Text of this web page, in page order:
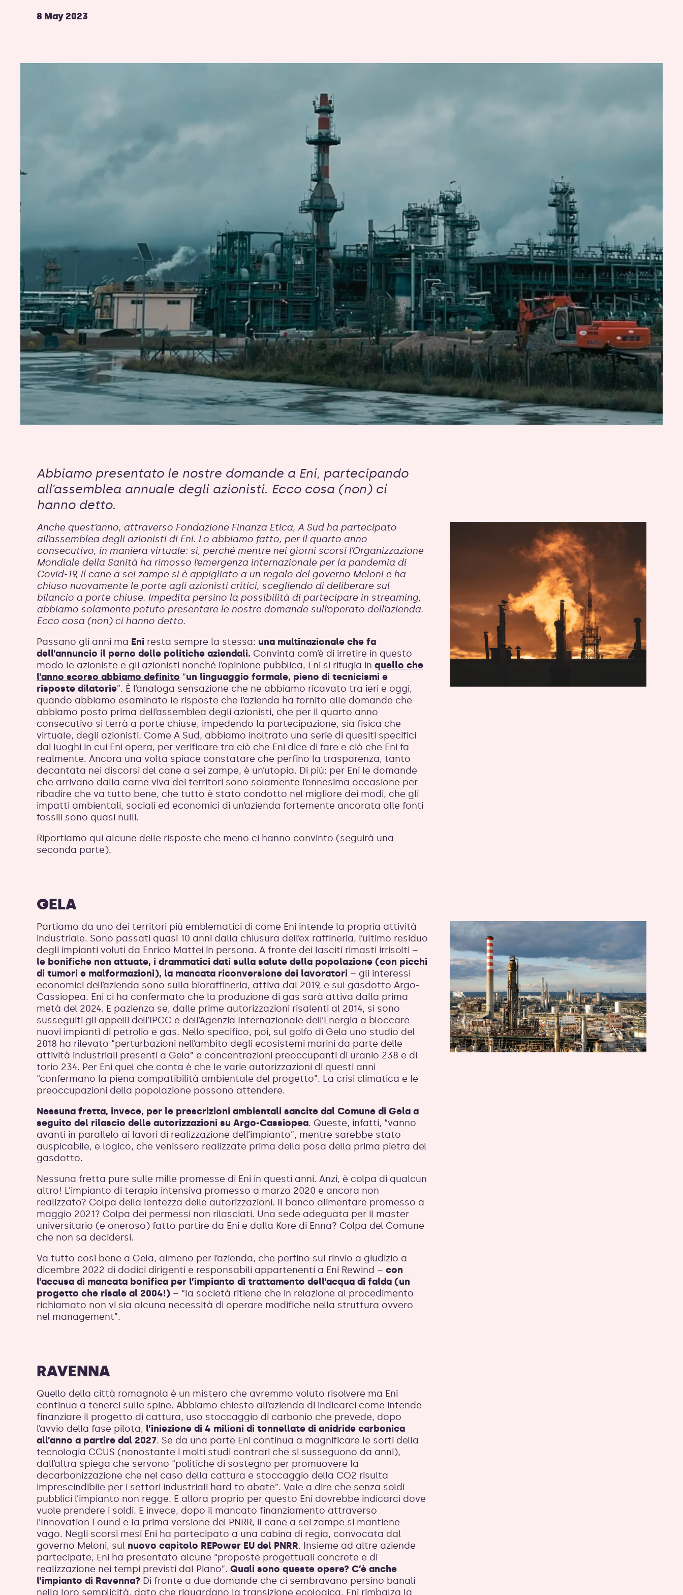
8 May 2023
Abbiamo presentato le nostre domande a Eni, partecipando
all’assemblea annuale degli azionisti. Ecco cosa (non) ci
hanno detto.
Anche quest’anno, attraverso Fondazione Finanza Etica, A Sud ha partecipato
all’assemblea degli azionisti di Eni. Lo abbiamo fatto, per il quarto anno
consecutivo, in maniera virtuale: sì, perché mentre nei giorni scorsi l’Organizzazione
Mondiale della Sanità ha rimosso l’emergenza internazionale per la pandemia di
Covid-19, il cane a sei zampe si è appigliato a un regalo del governo Meloni e ha
chiuso nuovamente le porte agli azionisti critici, scegliendo di deliberare sul
bilancio a porte chiuse. Impedita persino la possibilità di partecipare in streaming,
abbiamo solamente potuto presentare le nostre domande sull’operato dell’azienda.
Ecco cosa (non) ci hanno detto.
Passano gli anni ma Eni resta sempre la stessa: una multinazionale che fa
dell’annuncio il perno delle politiche aziendali. Convinta com’è di irretire in questo
modo le azioniste e gli azionisti nonché l’opinione pubblica, Eni si rifugia in quello che
l’anno scorso abbiamo definito “un linguaggio formale, pieno di tecnicismi e
risposte dilatorie”. È l’analoga sensazione che ne abbiamo ricavato tra ieri e oggi,
quando abbiamo esaminato le risposte che l’azienda ha fornito alle domande che
abbiamo posto prima dell’assemblea degli azionisti, che per il quarto anno
consecutivo si terrà a porte chiuse, impedendo la partecipazione, sia fisica che
virtuale, degli azionisti. Come A Sud, abbiamo inoltrato una serie di quesiti specifici
dai luoghi in cui Eni opera, per verificare tra ciò che Eni dice di fare e ciò che Eni fa
realmente. Ancora una volta spiace constatare che perfino la trasparenza, tanto
decantata nei discorsi del cane a sei zampe, è un’utopia. Di più: per Eni le domande
che arrivano dalla carne viva dei territori sono solamente l’ennesima occasione per
ribadire che va tutto bene, che tutto è stato condotto nel migliore dei modi, che gli
impatti ambientali, sociali ed economici di un’azienda fortemente ancorata alle fonti
fossili sono quasi nulli.
Riportiamo qui alcune delle risposte che meno ci hanno convinto (seguirà una
seconda parte).
GELA
Partiamo da uno dei territori più emblematici di come Eni intende la propria attività
industriale. Sono passati quasi 10 anni dalla chiusura dell’ex raffineria, l’ultimo residuo
degli impianti voluti da Enrico Mattei in persona. A fronte dei lasciti rimasti irrisolti –
le bonifiche non attuate, i drammatici dati sulla salute della popolazione (con picchi
di tumori e malformazioni), la mancata riconversione dei lavoratori – gli interessi
economici dell’azienda sono sulla bioraffineria, attiva dal 2019, e sul gasdotto Argo-
Cassiopea. Eni ci ha confermato che la produzione di gas sarà attiva dalla prima
metà del 2024. E pazienza se, dalle prime autorizzazioni risalenti al 2014, si sono
susseguiti gli appelli dell’IPCC e dell’Agenzia Internazionale dell’Energia a bloccare
nuovi impianti di petrolio e gas. Nello specifico, poi, sul golfo di Gela uno studio del
2018 ha rilevato “perturbazioni nell’ambito degli ecosistemi marini da parte delle
attività industriali presenti a Gela” e concentrazioni preoccupanti di uranio 238 e di
torio 234. Per Eni quel che conta è che le varie autorizzazioni di questi anni
“confermano la piena compatibilità ambientale del progetto”. La crisi climatica e le
preoccupazioni della popolazione possono attendere.
Nessuna fretta, invece, per le prescrizioni ambientali sancite dal Comune di Gela a
seguito del rilascio delle autorizzazioni su Argo-Cassiopea. Queste, infatti, “vanno
avanti in parallelo ai lavori di realizzazione dell’impianto”, mentre sarebbe stato
auspicabile, e logico, che venissero realizzate prima della posa della prima pietra del
gasdotto.
Nessuna fretta pure sulle mille promesse di Eni in questi anni. Anzi, è colpa di qualcun
altro! L’impianto di terapia intensiva promesso a marzo 2020 e ancora non
realizzato? Colpa della lentezza delle autorizzazioni. Il banco alimentare promesso a
maggio 2021? Colpa dei permessi non rilasciati. Una sede adeguata per il master
universitario (e oneroso) fatto partire da Eni e dalla Kore di Enna? Colpa del Comune
che non sa decidersi.
Va tutto così bene a Gela, almeno per l’azienda, che perfino sul rinvio a giudizio a
dicembre 2022 di dodici dirigenti e responsabili appartenenti a Eni Rewind – con
l’accusa di mancata bonifica per l’impianto di trattamento dell’acqua di falda (un
progetto che risale al 2004!) – “la società ritiene che in relazione al procedimento
richiamato non vi sia alcuna necessità di operare modifiche nella struttura ovvero
nel management”.
RAVENNA
Quello della città romagnola è un mistero che avremmo voluto risolvere ma Eni
continua a tenerci sulle spine. Abbiamo chiesto all’azienda di indicarci come intende
finanziare il progetto di cattura, uso stoccaggio di carbonio che prevede, dopo
l’avvio della fase pilota, l’iniezione di 4 milioni di tonnellate di anidride carbonica
all’anno a partire dal 2027. Se da una parte Eni continua a magnificare le sorti della
tecnologia CCUS (nonostante i molti studi contrari che si susseguono da anni),
dall’altra spiega che servono “politiche di sostegno per promuovere la
decarbonizzazione che nel caso della cattura e stoccaggio della CO2 risulta
imprescindibile per i settori industriali hard to abate”. Vale a dire che senza soldi
pubblici l’impianto non regge. E allora proprio per questo Eni dovrebbe indicarci dove
vuole prendere i soldi. E invece, dopo il mancato finanziamento attraverso
l’Innovation Found e la prima versione del PNRR, il cane a sei zampe si mantiene
vago. Negli scorsi mesi Eni ha partecipato a una cabina di regia, convocata dal
governo Meloni, sul nuovo capitolo REPower EU del PNRR. Insieme ad altre aziende
partecipate, Eni ha presentato alcune “proposte progettuali concrete e di
realizzazione nei tempi previsti dal Piano”. Quali sono queste opere? C’è anche
l’impianto di Ravenna? Di fronte a due domande che ci sembravano persino banali
nella loro semplicità, dato che riguardano la transizione ecologica, Eni rimbalza la